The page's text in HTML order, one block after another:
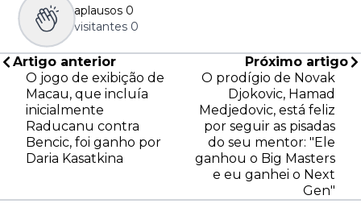
aplausos 0
visitantes 0
Artigo anterior
O jogo de exibição de
Macau, que incluía
inicialmente
Raducanu contra
Bencic, foi ganho por
Daria Kasatkina
Próximo artigo
O prodígio de Novak
Djokovic, Hamad
Medjedovic, está feliz
por seguir as pisadas
do seu mentor: "Ele
ganhou o Big Masters
e eu ganhei o Next
Gen"